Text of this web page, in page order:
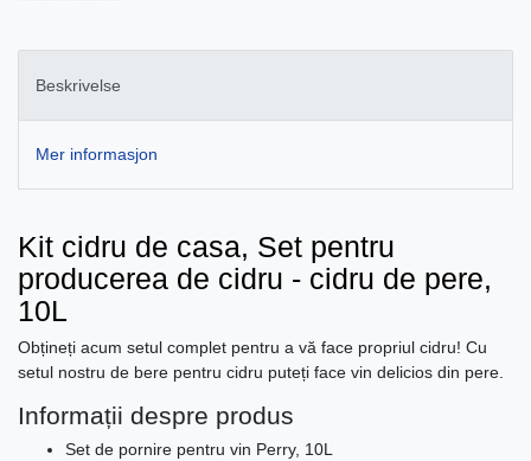
Beskrivelse
Mer informasjon
Kit cidru de casa, Set pentru
producerea de cidru - cidru de pere,
10L
Obțineți acum setul complet pentru a vă face propriul cidru! Cu
setul nostru de bere pentru cidru puteți face vin delicios din pere.
Informații despre produs
Set de pornire pentru vin Perry, 10L